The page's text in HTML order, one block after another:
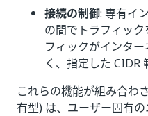
接続の制御: 専有イ
の間でトラフィッ
フィックがインタ
く、指定した CIDR
これらの機能が組み合
有型) は、ユーザー固有